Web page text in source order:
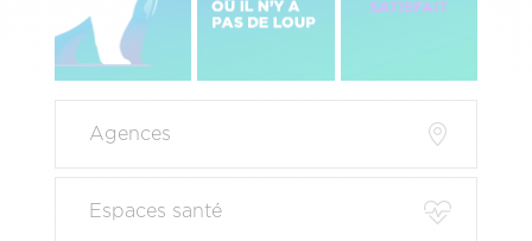
Pied
page
principal
Agences
Espaces santé